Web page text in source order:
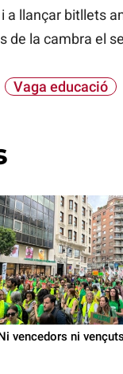
a llançar bitllets
de la cambra el
Vaga educació
vencedors ni vençuts